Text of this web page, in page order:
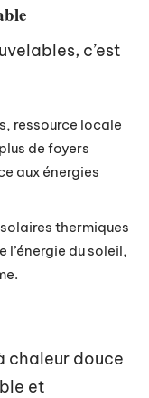
c’est
ressource locale
de foyers
aux énergies
thermiques
du soleil,
chaleur douce
et